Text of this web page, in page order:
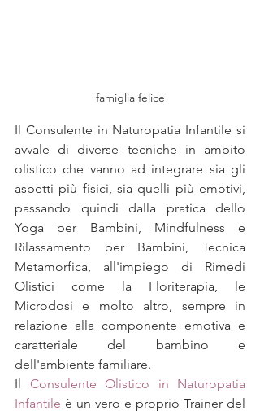
famiglia felice
Il Consulente in Naturopatia Infantile si
avvale di diverse tecniche in ambito
olistico che vanno ad integrare sia gli
aspetti più fisici, sia quelli più emotivi,
passando quindi dalla pratica dello
Yoga per Bambini, Mindfulness e
Rilassamento per Bambini, Tecnica
Metamorfica, all'impiego di Rimedi
Olistici come la Floriterapia, le
Microdosi e molto altro, sempre in
relazione alla componente emotiva e
caratteriale del bambino e
dell'ambiente familiare.
Il Consulente Olistico in Naturopatia
Infantile è un vero e proprio Trainer del